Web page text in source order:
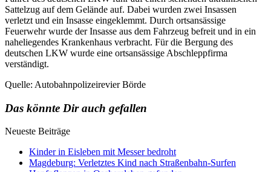
Sattelzug auf dem Gelände auf. Dabei wurden zwei Insassen
verletzt und ein Insasse eingeklemmt. Durch ortsansässige
Feuerwehr wurde der Insasse aus dem Fahrzeug befreit und in ein
naheliegendes Krankenhaus verbracht. Für die Bergung des
deutschen LKW wurde eine ortsansässige Abschleppfirma
verständigt.
Quelle: Autobahnpolizeirevier Börde
Das könnte Dir auch gefallen
Neueste Beiträge
Kinder in Eisleben mit Messer bedroht
Magdeburg: Verletztes Kind nach Straßenbahn-Surfen